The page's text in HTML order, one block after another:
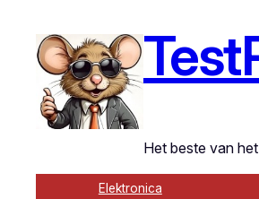
Het beste van
Elektronica